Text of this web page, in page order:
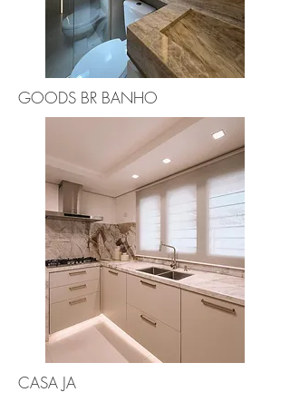
GOODS BR BANHO
CASA JA